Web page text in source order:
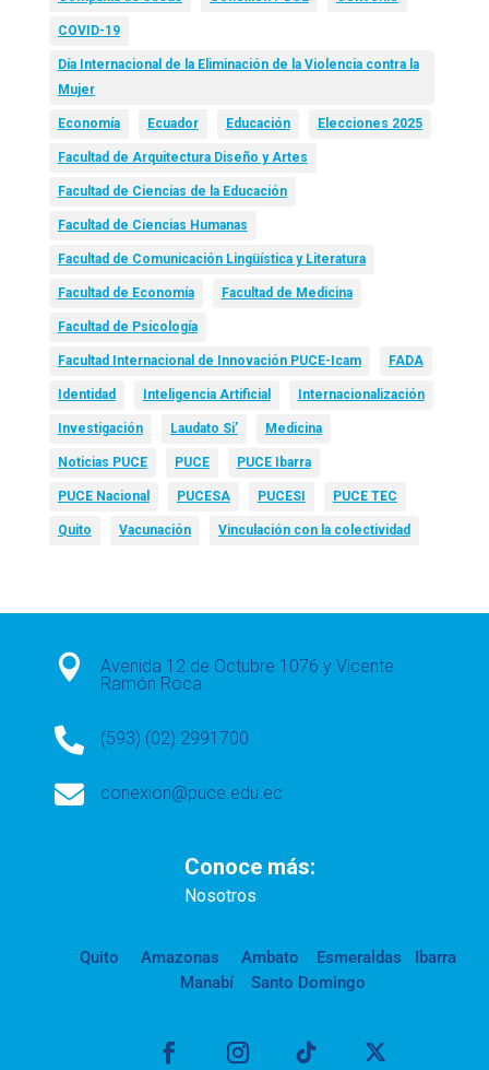
COVID-19
Día Internacional de la Eliminación de la Violencia contra la
Mujer
Economía Ecuador Educación Elecciones 2025
Facultad de Arquitectura Diseño y Artes
Facultad de Ciencias de la Educación
Facultad de Ciencias Humanas
Facultad de Comunicación Lingüística y Literatura
Facultad de Economía Facultad de Medicina
Facultad de Psicología
Facultad Internacional de Innovación PUCE-Icam FADA
Identidad Inteligencia Artificial Internacionalización
Investigación Laudato Si’ Medicina
Noticias PUCE PUCE PUCE Ibarra
PUCE Nacional PUCESA PUCESI PUCE TEC
Quito Vacunación Vinculación con la colectividad

Avenida 12 de Octubre 1076 y Vicente
Ramón Roca
 (593) (02) 2991700
 conexion@puce.edu.ec
Conoce más:
Nosotros
Quito Amazonas Ambato Esmeraldas
Ibarra
Manabí
Santo Domingo